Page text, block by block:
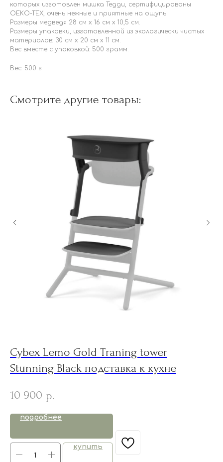
которых изготовлен мишка Тедди, сертифицированы
OEKO-TEX, очень нежные и приятные на ощупь.
Размеры медведя 28 см х 16 см х 10,5 см.
Размеры упаковки, изготовленной из экологически чистых
материалов: 30 см х 20 см х 11 см.
Вес вместе с упаковкой: 500 грамм.
Вес: 500 г
Смотрите другие товары:
Cybex Lemo Gold Traning tower
Stunning Black подставка к кухне
10 900 р.
подробнее
купить